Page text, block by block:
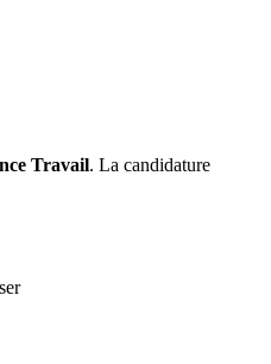
Travail. La candidature